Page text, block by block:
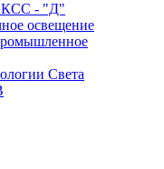
КСС - "Д"
освещение
Света